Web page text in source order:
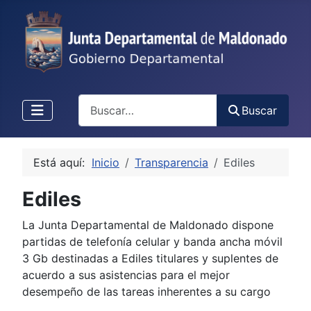
Buscar
Está aquí: Inicio Transparencia Ediles
Ediles
La Junta Departamental de Maldonado dispone
partidas de telefonía celular y banda ancha móvil
3 Gb destinadas a Ediles titulares y suplentes de
acuerdo a sus asistencias para el mejor
desempeño de las tareas inherentes a su cargo